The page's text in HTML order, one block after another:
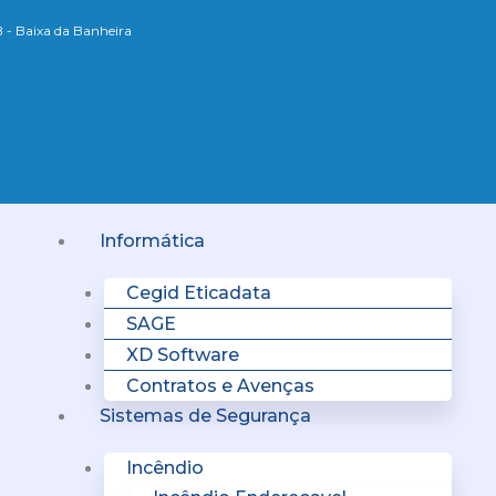
- Baixa da Banheira
Informática
Cegid Eticadata
SAGE
XD Software
Contratos e Avenças
Sistemas de Segurança
Incêndio
Menu